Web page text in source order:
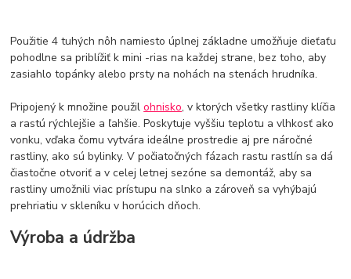
Použitie 4 tuhých nôh namiesto úplnej základne umožňuje dieťaťu
pohodlne sa priblížiť k mini -rias na každej strane, bez toho, aby
zasiahlo topánky alebo prsty na nohách na stenách hrudníka.
Pripojený k množine použilohnisko, v ktorých všetky rastliny klíčia
a rastú rýchlejšie a ľahšie. Poskytuje vyššiu teplotu a vlhkosť ako
vonku, vďaka čomu vytvára ideálne prostredie aj pre náročné
rastliny, ako sú bylinky. V počiatočných fázach rastu rastlín sa dá
čiastočne otvoriť a v celej letnej sezóne sa demontáž, aby sa
rastliny umožnili viac prístupu na slnko a zároveň sa vyhýbajú
prehriatiu v skleníku v horúcich dňoch.
Výroba a údržba